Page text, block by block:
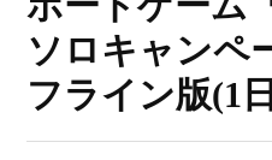
ソロキャンペ
フライン版(1